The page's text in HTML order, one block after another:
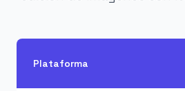
Plataforma